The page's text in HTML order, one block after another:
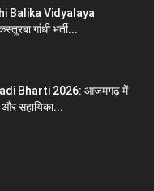
Balika Vidyalaya
गांधी भर्ती...
Bharti 2026: आजमगढ़ में
और सहायिका...